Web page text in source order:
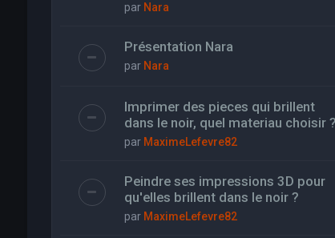
par Nara
Présentation Nara
par Nara
Imprimer des pieces qui brillent
dans le noir, quel materiau choisir ?
par MaximeLefevre82
Peindre ses impressions 3D pour
qu'elles brillent dans le noir ?
par MaximeLefevre82